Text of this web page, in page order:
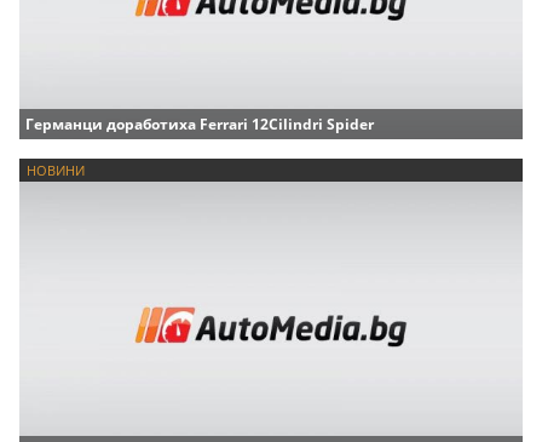
Германци доработиха Ferrari 12Cilindri Spider
НОВИНИ